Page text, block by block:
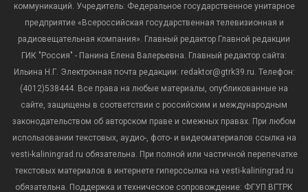
коммуникаций. Учредитель: Федеральное государственное унитарное
предприятие «Всероссийская государственная телевизионная и
радиовещательная компания». Главный редактор Главной редакции
ГИК "Россия" - Панина Елена Валерьевна. Главный редактор сайта:
Ильина Н.Г. Электронная почта редакции: redaktor@gtrk39.ru. Телефон:
(4012)538444. Все права на любые материалы, опубликованные на
сайте, защищены в соответствии с российским и международным
законодательством об авторском праве и смежных правах. При любом
использовании текстовых, аудио-, фото- и видеоматериалов ссылка на
vesti-kaliningrad.ru обязательна. При полной или частичной перепечатке
текстовых материалов в интернете гиперссылка на vesti-kaliningrad.ru
обязательна. Поддержка и техническое сопровождение: ФГУП ВГТРК